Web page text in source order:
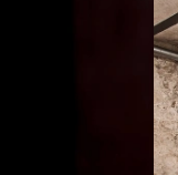
| Urban &